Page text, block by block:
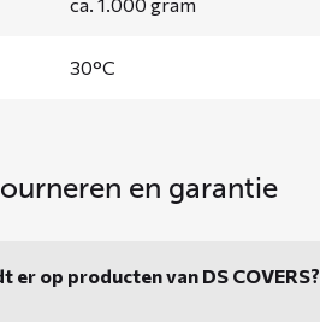
30°C
en garantie
er op producten van DS COVERS?